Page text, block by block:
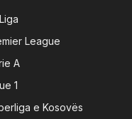
League
A
1
e Kosovës